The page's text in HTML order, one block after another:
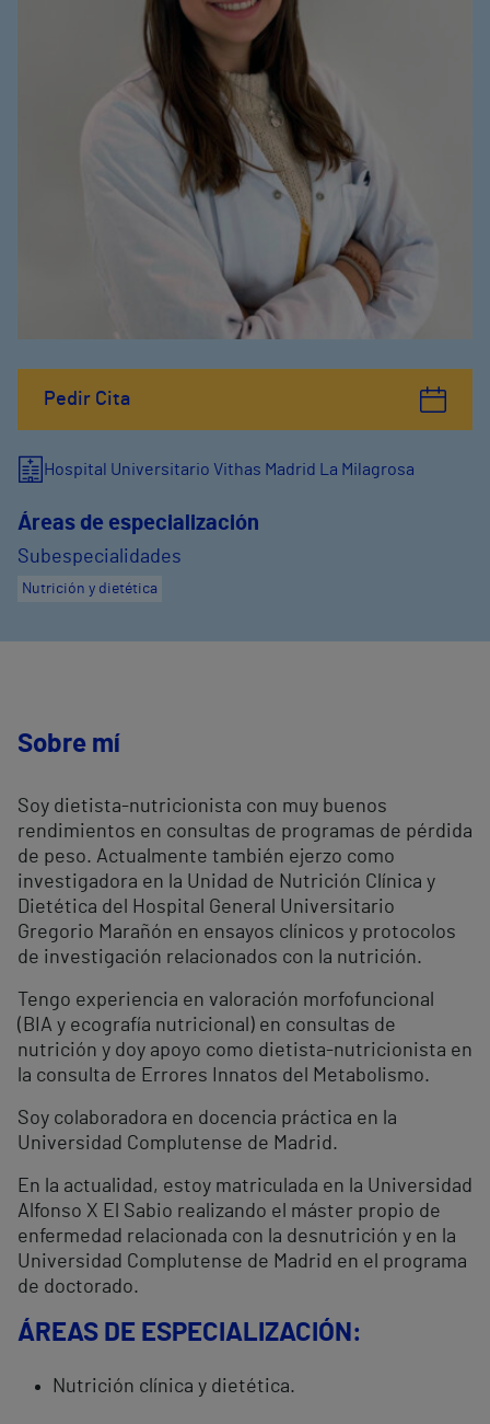
Pedir Cita
Hospital Universitario Vithas Madrid La Milagrosa
Áreas de especialización
Subespecialidades
Nutrición y dietética
Sobre mí
Soy dietista-nutricionista con muy buenos
rendimientos en consultas de programas de pérdida
de peso. Actualmente también ejerzo como
investigadora en la Unidad de Nutrición Clínica y
Dietética del Hospital General Universitario
Gregorio Marañón en ensayos clínicos y protocolos
de investigación relacionados con la nutrición.
Tengo experiencia en valoración morfofuncional
(BIA y ecografía nutricional) en consultas de
nutrición y doy apoyo como dietista-nutricionista en
la consulta de Errores Innatos del Metabolismo.
Soy colaboradora en docencia práctica en la
Universidad Complutense de Madrid.
En la actualidad, estoy matriculada en la Universidad
Alfonso X El Sabio realizando el máster propio de
enfermedad relacionada con la desnutrición y en la
Universidad Complutense de Madrid en el programa
de doctorado.
ÁREAS DE ESPECIALIZACIÓN:
Nutrición clínica y dietética.